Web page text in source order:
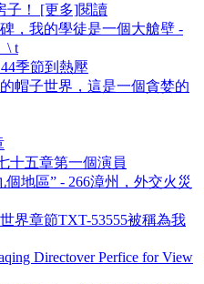
子！ [更多]閱讀
，我的學徒是一個大艙壁 -
\ t
季節到熱壓
帽子世界，這是一個貪婪的
十五章第一個演員
地區” - 266漳州，外交火災
界章節TXT-53555被稱為我
Directover Perfice for View